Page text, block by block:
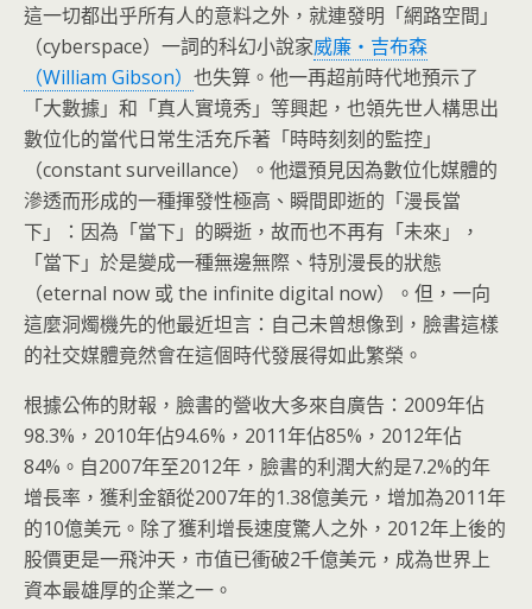
這一切都出乎所有人的意料之外，就連發明「網路空間」
（cyberspace）一詞的科幻小說家威廉‧吉布森
（William Gibson） 也失算。他一再超前時代地預示了
「大數據」和「真人實境秀」等興起，也領先世人構思出
數位化的當代日常生活充斥著「時時刻刻的監控」
（constant surveillance）。他還預見因為數位化媒體的
滲透而形成的一種揮發性極高、瞬間即逝的「漫長當
下」：因為「當下」的瞬逝，故而也不再有「未來」，
「當下」於是變成一種無邊無際、特別漫長的狀態
（eternal now 或 the infinite digital now）。但，一向
這麼洞燭機先的他最近坦言：自己未曾想像到，臉書這樣
的社交媒體竟然會在這個時代發展得如此繁榮。
根據公佈的財報，臉書的營收大多來自廣告：2009年佔
98.3%，2010年佔94.6%，2011年佔85%，2012年佔
84%。自2007年至2012年，臉書的利潤大約是7.2%的年
增長率，獲利金額從2007年的1.38億美元，增加為2011年
的10億美元。除了獲利增長速度驚人之外，2012年上後的
股價更是一飛沖天，市值已衝破2千億美元，成為世界上
資本最雄厚的企業之一。